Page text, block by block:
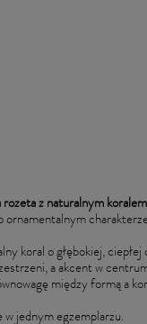
z naturalnym koralem
ornamentalnym
koral o głębokiej,
a akcent w
między formą a
jednym egzemplarzu.